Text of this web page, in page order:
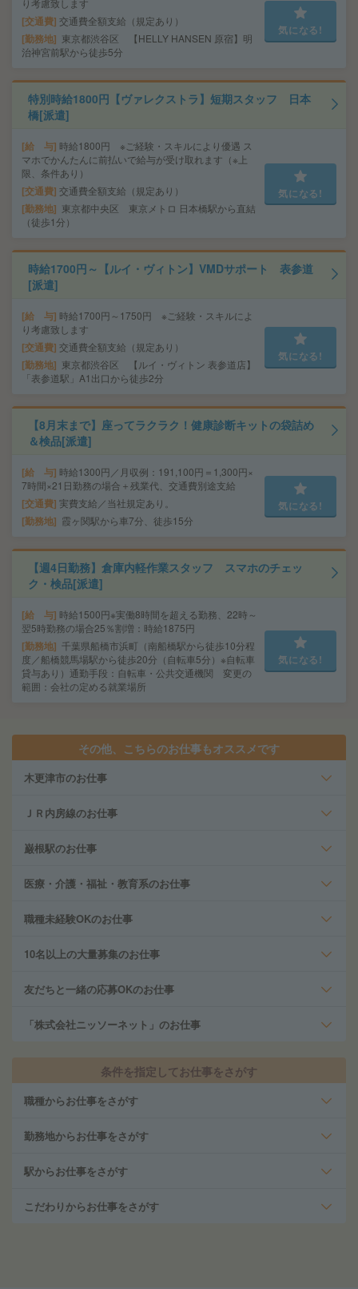
り考慮致します
交通費 交通費全額支給（規定あり）
勤務地
東京都渋谷区 【HELLY HANSEN 原宿】明
治神宮前駅から徒歩5分
気になる!
特別時給1800円【ヴァレクストラ】短期スタッフ 日本
橋[派遣]
給 与 時給1800円 ※ご経験・スキルにより優遇 ス
マホでかんたんに前払いで給与が受け取れます（※上
限、条件あり）
交通費 交通費全額支給（規定あり）
勤務地
東京都中央区 東京メトロ 日本橋駅から直結
（徒歩1分）
気になる!
時給1700円～【ルイ・ヴィトン】VMDサポート 表参道
[派遣]
給 与 時給1700円～1750円 ※ご経験・スキルによ
り考慮致します
交通費 交通費全額支給（規定あり）
勤務地
東京都渋谷区 【ルイ・ヴィトン 表参道店】
「表参道駅」A1出口から徒歩2分
気になる!
【8月末まで】座ってラクラク！健康診断キットの袋詰め
＆検品[派遣]
給 与 時給1300円／月収例：191,100円＝1,300円×
7時間×21日勤務の場合＋残業代、交通費別途支給
交通費 実費支給／当社規定あり。
勤務地 霞ヶ関駅から車7分、徒歩15分
気になる!
【週4日勤務】倉庫内軽作業スタッフ スマホのチェッ
ク・検品[派遣]
給 与 時給1500円※実働8時間を超える勤務、22時～
翌5時勤務の場合25％割増：時給1875円
勤務地 千葉県船橋市浜町（南船橋駅から徒歩10分程
度／船橋競馬場駅から徒歩20分（自転車5分）※自転車
貸与あり）通勤手段：自転車・公共交通機関 変更の
範囲：会社の定める就業場所
気になる!
その他、こちらのお仕事もオススメです
木更津市のお仕事
ＪＲ内房線のお仕事
巌根駅のお仕事
医療・介護・福祉・教育系のお仕事
職種未経験OKのお仕事
10名以上の大量募集のお仕事
友だちと一緒の応募OKのお仕事
「株式会社ニッソーネット」のお仕事
条件を指定してお仕事をさがす
職種からお仕事をさがす
勤務地からお仕事をさがす
駅からお仕事をさがす
こだわりからお仕事をさがす